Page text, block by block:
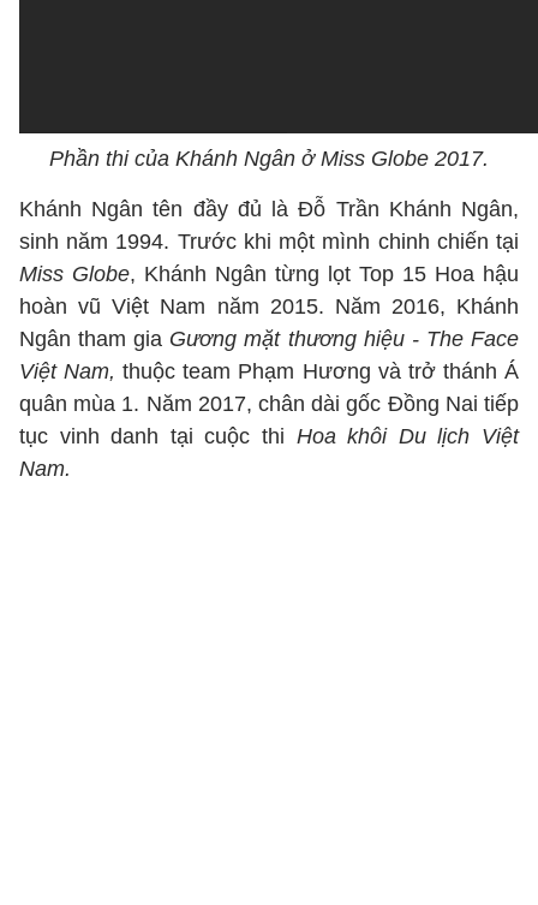
Phần thi của Khánh Ngân ở Miss Globe 2017.
Khánh Ngân tên đầy đủ là Đỗ Trần Khánh Ngân,
sinh năm 1994. Trước khi một mình chinh chiến tại
Miss Globe, Khánh Ngân từng lọt Top 15 Hoa hậu
hoàn vũ Việt Nam năm 2015. Năm 2016, Khánh
Ngân tham gia Gương mặt thương hiệu - The Face
Việt Nam,thuộc team Phạm Hương và trở thánh Á
quân mùa 1. Năm 2017, chân dài gốc Đồng Nai tiếp
tục vinh danh tại cuộc thi Hoa khôi Du lịch Việt
Nam.